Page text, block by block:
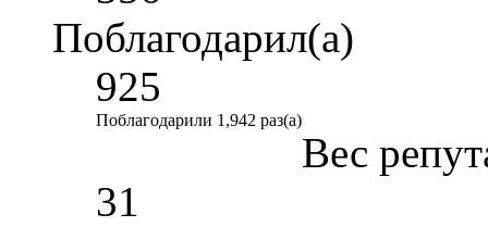
Поблагодарил(а)
925
Поблагодарили 1,942 раз(а)
Вес
31